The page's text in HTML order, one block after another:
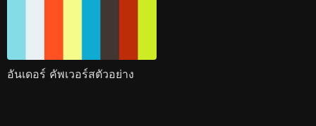
อันเดอร์ คัพเวอร์สตัวอย่าง